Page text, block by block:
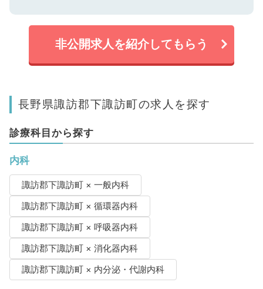
非公開求人を紹介してもらう
長野県諏訪郡下諏訪町の求人を探す
診療科目から探す
内科
諏訪郡下諏訪町 × 一般内科
諏訪郡下諏訪町 × 循環器内科
諏訪郡下諏訪町 × 呼吸器内科
諏訪郡下諏訪町 × 消化器内科
諏訪郡下諏訪町 × 内分泌・代謝内科